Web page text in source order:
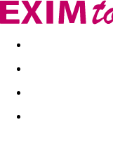
Akční nabídky